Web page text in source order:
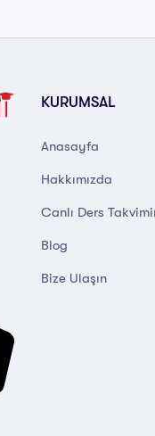
KURUMSAL
Anasayfa
Hakkımızda
Canlı Ders
Blog
Bize Ulaşın